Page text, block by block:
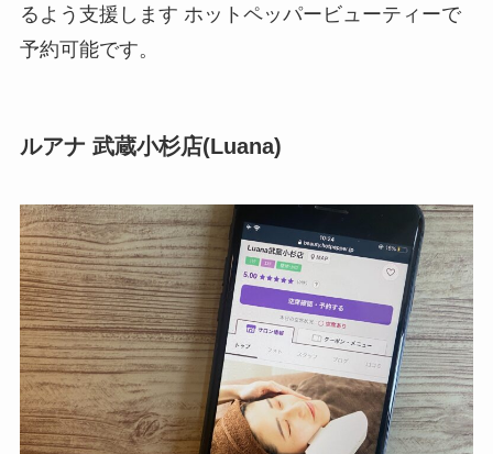
るよう支援します ホットペッパービューティーで
予約可能です。
ルアナ 武蔵小杉店(Luana)